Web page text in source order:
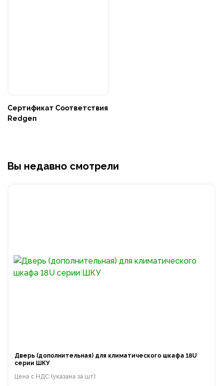
Сертификат Соответствия
Redgen
Вы недавно смотрели
Дверь (дополнительная) для климатического шкафа 18U
серии ШКУ
Цена с НДС (указана за шт):